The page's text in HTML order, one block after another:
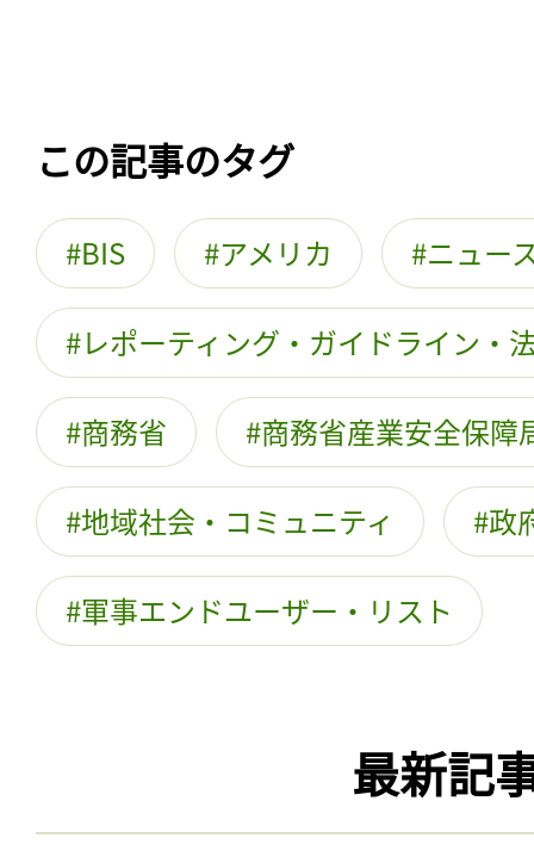
この記事のタグ
BIS アメリカ ニュー
レポーティング・ガイドライン・
商務省 商務省産業安全保障
地域社会・コミュニティ 政
軍事エンドユーザー・リスト
最新記